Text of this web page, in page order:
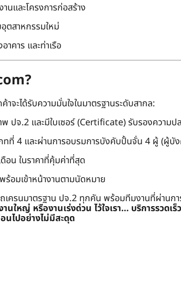
นและโครงการก่อสร้าง
ตสาหกรรมใหม่
าคาร และท่าเรือ
าจะได้รับความมั่นใจในมาตรฐานระดับสากล:
ปจ.2 และมีใบเซอร์ (Certificate) รับรองความ
ทที่ 4 และผ่านการอบรมการบังคับปั้นจั่น 4 ผู้ (ผู้
อน ในราคาที่คุ้มค่าที่สุด
ร้อมเข้าหน้างานตามนัดหมาย
ถเครนมาตรฐาน ปจ.2 ทุกคัน พร้อมทีมงานที่ผ่าน
านใหญ่ หรืองานเร่งด่วน ไว้ใจเรา… บริการรวด
นไปอย่างไม่มีสะดุด